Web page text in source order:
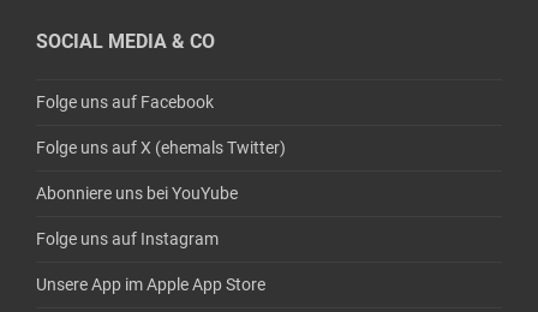
SOCIAL MEDIA & CO
Folge uns auf Facebook
Folge uns auf X (ehemals Twitter)
Abonniere uns bei YouYube
Folge uns auf Instagram
Unsere App im Apple App Store